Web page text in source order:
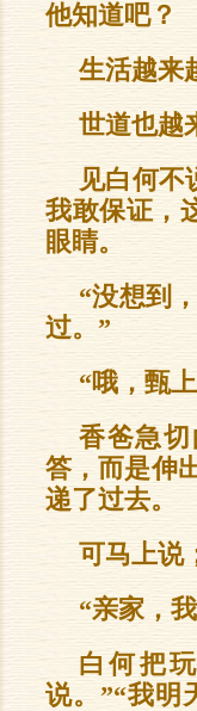
他知道吧？
生活越来
世道也越
见白何不
我敢保证，
眼睛。
“没想到
过。”
“哦，甄
香爸急
答，而是伸
递了过去。
可马上说
“亲家，
白何把
说。”“我明